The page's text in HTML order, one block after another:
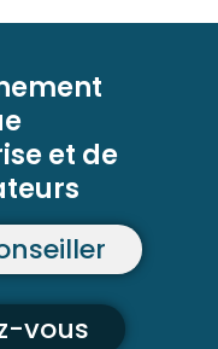
et de
vous